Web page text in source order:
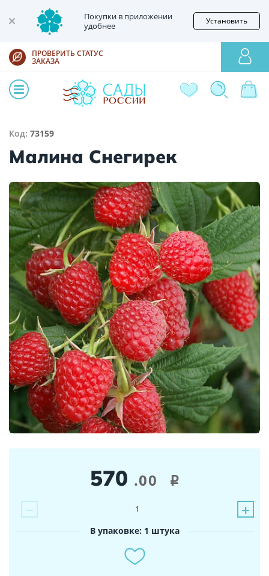
Покупки в приложении
удобнее
Установить
ПРОВЕРИТЬ СТАТУС
ЗАКАЗА
Код: 73159
Малина Снегирек
570 .00 i
− +
1
В упаковке: 1 штука